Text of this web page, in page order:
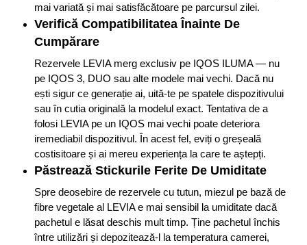
mai variată și mai satisfăcătoare pe parcursul zilei.
Verifică Compatibilitatea Înainte De
Cumpărare
Rezervele LEVIA merg exclusiv pe IQOS ILUMA — nu
pe IQOS 3, DUO sau alte modele mai vechi. Dacă nu
ești sigur ce generație ai, uită-te pe spatele dispozitivului
sau în cutia originală la modelul exact. Tentativa de a
folosi LEVIA pe un IQOS mai vechi poate deteriora
iremediabil dispozitivul. În acest fel, eviți o greșeală
costisitoare și ai mereu experiența la care te aștepți.
Păstrează Stickurile Ferite De Umiditate
Spre deosebire de rezervele cu tutun, miezul pe bază de
fibre vegetale al LEVIA e mai sensibil la umiditate dacă
pachetul e lăsat deschis mult timp. Ține pachetul închis
între utilizări și depozitează-l la temperatura camerei,